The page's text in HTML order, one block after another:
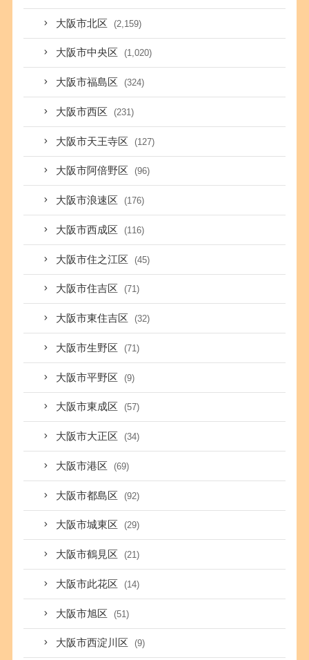
大阪市北区 (2,159)
大阪市中央区 (1,020)
大阪市福島区 (324)
大阪市西区 (231)
大阪市天王寺区 (127)
大阪市阿倍野区 (96)
大阪市浪速区 (176)
大阪市西成区 (116)
大阪市住之江区 (45)
大阪市住吉区 (71)
大阪市東住吉区 (32)
大阪市生野区 (71)
大阪市平野区 (9)
大阪市東成区 (57)
大阪市大正区 (34)
大阪市港区 (69)
大阪市都島区 (92)
大阪市城東区 (29)
大阪市鶴見区 (21)
大阪市此花区 (14)
大阪市旭区 (51)
大阪市西淀川区 (9)